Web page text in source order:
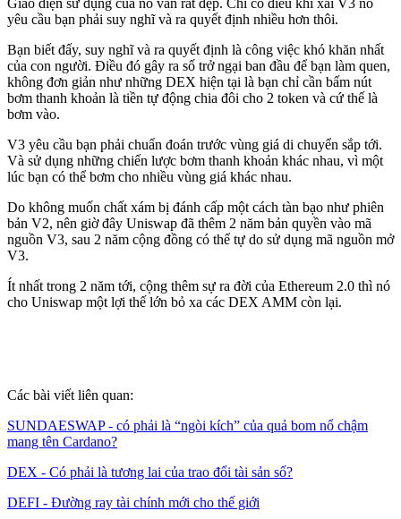
Giao diện sử dụng của nó vẫn rất đẹp. Chỉ có điều khi xài V3 nó
yêu cầu bạn phải suy nghĩ và ra quyết định nhiều hơn thôi.
Bạn biết đấy, suy nghĩ và ra quyết định là công việc khó khăn nhất
của con người. Điều đó gây ra số trở ngại ban đầu để bạn làm quen,
không đơn giản như những DEX hiện tại là bạn chỉ cần bấm nút
bơm thanh khoản là tiền tự động chia đôi cho 2 token và cứ thế là
bơm vào.
V3 yêu cầu bạn phải chuẩn đoán trước vùng giá di chuyển sắp tới.
Và sử dụng những chiến lược bơm thanh khoản khác nhau, vì một
lúc bạn có thể bơm cho nhiều vùng giá khác nhau.
Do không muốn chất xám bị đánh cấp một cách tàn bạo như phiên
bản V2, nên giờ đây Uniswap đã thêm 2 năm bản quyền vào mã
nguồn V3, sau 2 năm cộng đồng có thể tự do sử dụng mã nguồn mở
V3.
Ít nhất trong 2 năm tới, cộng thêm sự ra đời của Ethereum 2.0 thì nó
cho Uniswap một lợi thế lớn bỏ xa các DEX AMM còn lại.
Các bài viết liên quan:
SUNDAESWAP - có phải là “ngòi kích” của quả bom nổ chậm
mang tên Cardano?
DEX - Có phải là tương lai của trao đổi tài sản số?
DEFI - Đường ray tài chính mới cho thế giới